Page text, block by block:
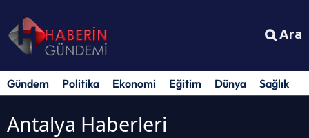
Ara
Gündem Politika Ekonomi Eğitim Dünya Sağlık
Antalya Haberleri